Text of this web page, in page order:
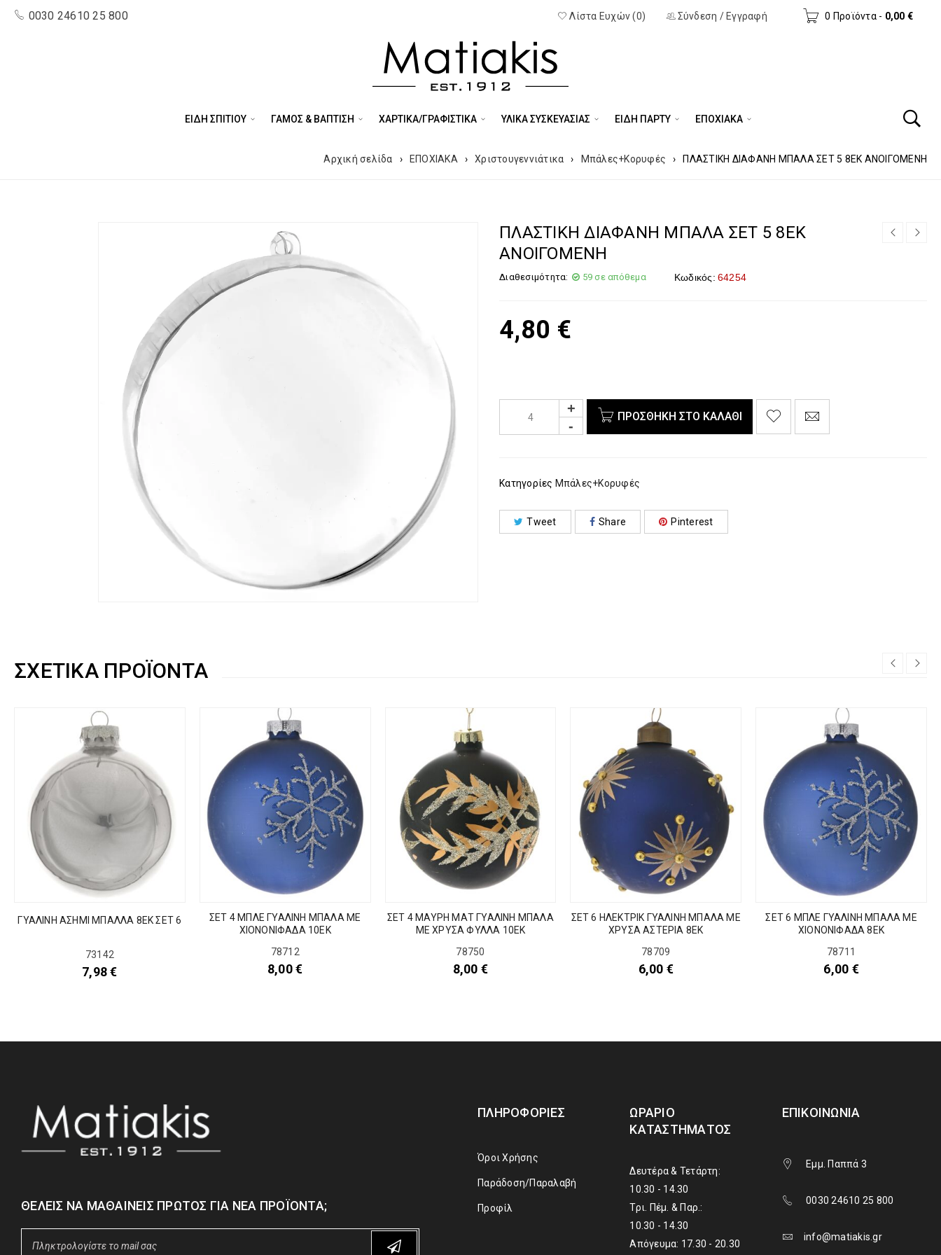
0030 24610 25 800 0 Προϊόντα - 0,00 €
Σύνδεση / Εγγραφή
Λίστα Ευχών (0)
ΕΙΔΗ ΣΠΙΤΙΟΥ ΓΑΜΟΣ & ΒΑΠΤΙΣΗ ΧΑΡΤΙΚΑ/ΓΡΑΦΙΣΤΙΚΑ ΥΛΙΚΑ ΣΥΣΚΕΥΑΣΙΑΣ ΕΊΔΗ ΠΆΡΤΥ ΕΠΟΧΙΑΚΑ
Αρχική σελίδα › ΕΠΟΧΙΑΚΑ › Χριστουγεννιάτικα › Μπάλες+Κορυφές › ΠΛΑΣΤΙΚΗ ΔΙΑΦΑΝΗ ΜΠΑΛΑ ΣΕΤ 5 8ΕΚ ΑΝΟΙΓΟΜΕΝΗ
ΠΛΑΣΤΙΚΗ ΔΙΑΦΑΝΗ ΜΠΑΛΑ ΣΕΤ 5 8ΕΚ
ΑΝΟΙΓΟΜΕΝΗ
Διαθεσιμότητα: 59 σε απόθεμα Κωδικός: 64254
4,80 €
ΠΡΟΣΘΉΚΗ ΣΤΟ ΚΑΛΆΘΙ
Κατηγορίες Μπάλες+Κορυφές
Tweet Share Pinterest
ΣΧΕΤΙΚΆ ΠΡΟΪΌΝΤΑ
ΓΥΑΛΙΝΗ ΑΣΗΜΙ ΜΠΑΛΛΑ 8ΕΚ ΣΕΤ 6
73142
7,98€
ΣΕΤ 4 ΜΠΛΕ ΓΥΑΛΙΝΗ ΜΠΑΛΑ ΜΕ
ΧΙΟΝΟΝΙΦΑΔΑ 10ΕΚ
78712
8,00€
ΣΕΤ 4 ΜΑΥΡΗ ΜΑΤ ΓΥΑΛΙΝΗ ΜΠΑΛΑ
ΜΕ ΧΡΥΣΑ ΦΥΛΛΑ 10ΕΚ
78750
8,00 €
ΣΕΤ 6 ΗΛΕΚΤΡΙΚ ΓΥΑΛΙΝΗ ΜΠΑΛΑ ΜΕ
ΧΡΥΣΑ ΑΣΤΕΡΙΑ 8ΕΚ
78709
6,00 €
ΣΕΤ 6 ΜΠΛΕ ΓΥΑΛΙΝΗ ΜΠΑΛΑ ΜΕ
ΧΙΟΝΟΝΙΦΑΔΑ 8ΕΚ
78711
6,00 €
ΘΈΛΕΙΣ ΝΑ ΜΑΘΑΊΝΕΙΣ ΠΡΏΤΟΣ ΓΙΑ ΝΈΑ ΠΡΟΪΌΝΤΑ;
ΠΛΗΡΟΦΟΡΊΕΣ
Όροι Χρήσης
Παράδοση/Παραλαβή
Προφίλ
ΩΡΆΡΙΟ
ΚΑΤΑΣΤΉΜΑΤΟΣ
Δευτέρα & Τετάρτη:
10.30 - 14.30
Τρι. Πέμ. & Παρ.:
10.30 - 14.30
Απόγευμα: 17.30 - 20.30
ΕΠΙΚΟΙΝΩΝΊΑ
Εμμ. Παππά 3
0030 24610 25 800
info@matiakis.gr